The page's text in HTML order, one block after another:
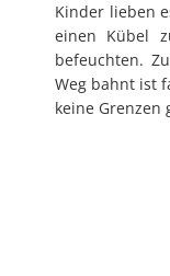
Kinder lieben
einen Kübel
befeuchten.
Weg bahnt ist
keine Grenzen